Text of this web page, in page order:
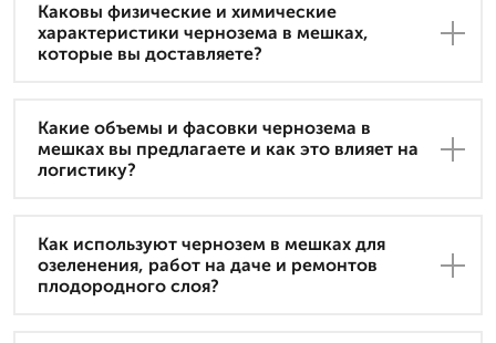
Каковы физические и химические
характеристики чернозема в мешках,
которые вы доставляете?
Какие объемы и фасовки чернозема в
мешках вы предлагаете и как это влияет на
логистику?
Как используют чернозем в мешках для
озеленения, работ на даче и ремонтов
плодородного слоя?